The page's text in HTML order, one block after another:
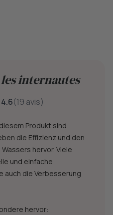
internautes
4.6(19 avis)
Produkt sind
die Effizienz und den
hervor. Viele
und einfache
auch die Verbesserung
hervor: